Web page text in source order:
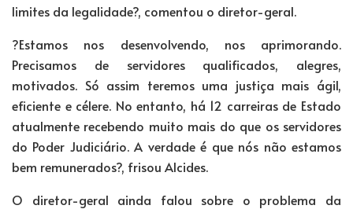
limites da legalidade?, comentou o diretor-geral.
?Estamos nos desenvolvendo, nos aprimorando.
Precisamos de servidores qualificados, alegres,
motivados. Só assim teremos uma justiça mais ágil,
eficiente e célere. No entanto, há 12 carreiras de Estado
atualmente recebendo muito mais do que os servidores
do Poder Judiciário. A verdade é que nós não estamos
bem remunerados?, frisou Alcides.
O diretor-geral ainda falou sobre o problema da